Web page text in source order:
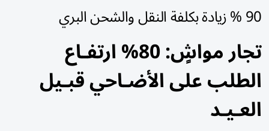
90 % زيادة بكلفة النقل والشحن البري
تجار مواشٍ: 80% ارتفـاع
الطلب على الأضـاحي قبـيل
العـيـد